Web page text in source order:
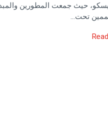
حيث جمعت المطورين
تحت…